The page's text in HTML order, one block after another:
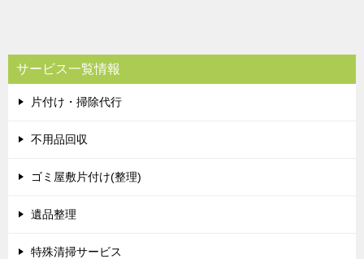
サービス一覧情報
片付け・掃除代行
不用品回収
ゴミ屋敷片付け(整理)
遺品整理
特殊清掃サービス